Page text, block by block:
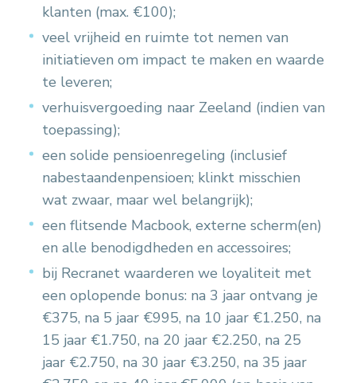
klanten (max. €100);
veel vrijheid en ruimte tot nemen van
initiatieven om impact te maken en waarde
te leveren;
verhuisvergoeding naar Zeeland (indien van
toepassing);
een solide pensioenregeling (inclusief
nabestaandenpensioen; klinkt misschien
wat zwaar, maar wel belangrijk);
een flitsende Macbook, externe scherm(en)
en alle benodigdheden en accessoires;
bij Recranet waarderen we loyaliteit met
een oplopende bonus: na 3 jaar ontvang je
€375, na 5 jaar €995, na 10 jaar €1.250, na
15 jaar €1.750, na 20 jaar €2.250, na 25
jaar €2.750, na 30 jaar €3.250, na 35 jaar